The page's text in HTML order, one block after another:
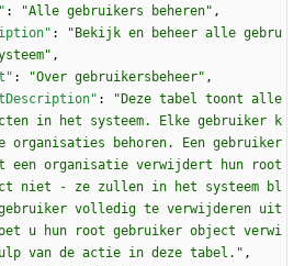
: "Alle gebruikers beheren" ,
:
"Bekijk en beheer alle gebru
,
: "Over gebruikersbeheer" ,
:
"Deze tabel toont alle
in het systeem. Elke gebruiker k
organisaties behoren. Een gebruiker
een organisatie verwijdert hun root
niet - ze zullen in het systeem bl
gebruiker volledig te verwijderen uit
u hun root gebruiker object verwi
van de actie in deze tabel." ,